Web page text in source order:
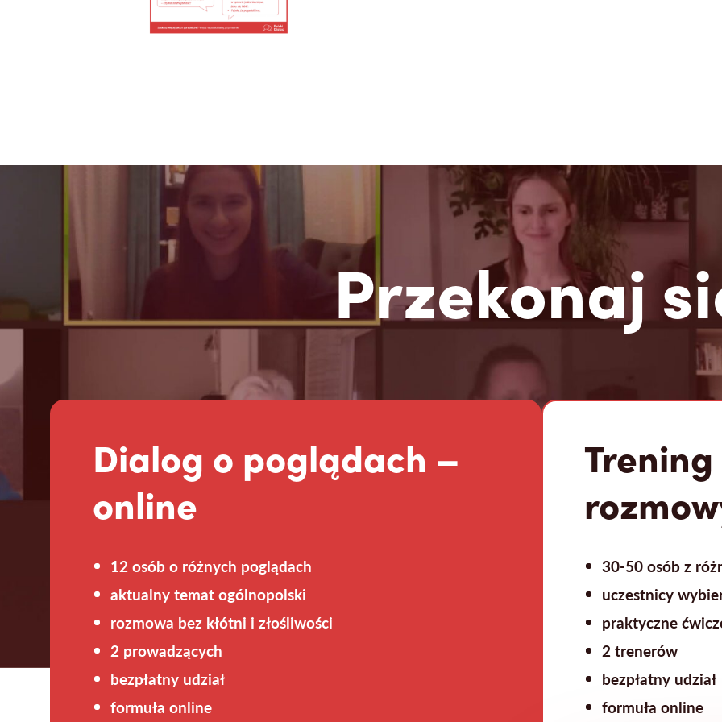
Przekonaj
Dialog o poglądach –
online
12 osób o różnych poglądach
aktualny temat ogólnopolski
rozmowa bez kłótni i złośliwości
2 prowadzących
bezpłatny udział
formuła online
30-50 osób z
uczestnicy
praktyczne
2 trenerów
bezpłatny udział
formuła online